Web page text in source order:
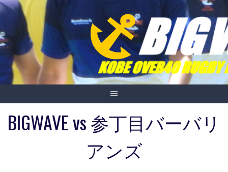
Skip
content
BIGWAVE vs 参丁目バーバリ
アンズ